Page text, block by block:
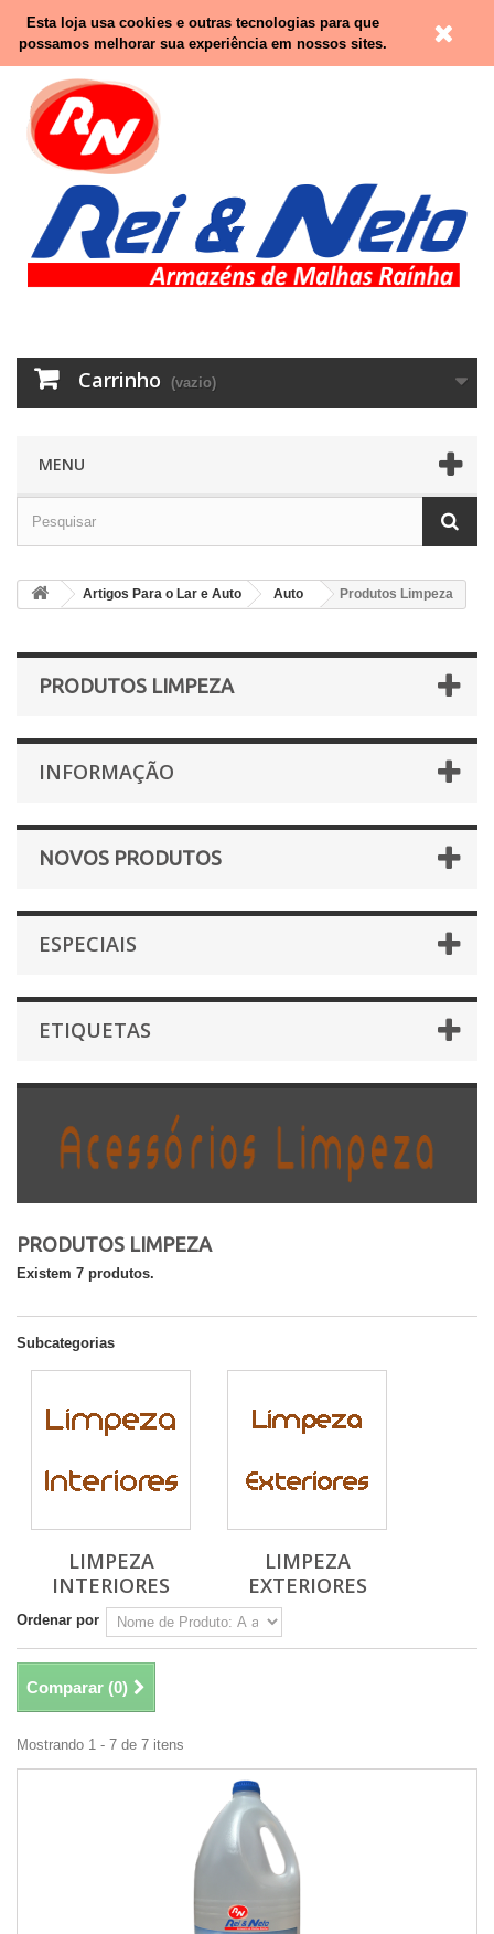
Contacte-nos
Carrinho (vazio)
MENU
Artigos Para o Lar e Auto Auto Produtos Limpeza
PRODUTOS LIMPEZA
INFORMAÇÃO
NOVOS PRODUTOS
ESPECIAIS
ETIQUETAS
PRODUTOS LIMPEZA
Existem 7 produtos.
Subcategorias
LIMPEZA
INTERIORES
LIMPEZA
EXTERIORES
Ordenar por
Comparar (0)
Mostrando 1 - 7 de 7 itens
Esta loja usa cookies e outras tecnologias para que
possamos melhorar sua experiência em nossos sites.